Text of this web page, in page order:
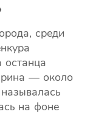
среди
останца
— около
на фоне